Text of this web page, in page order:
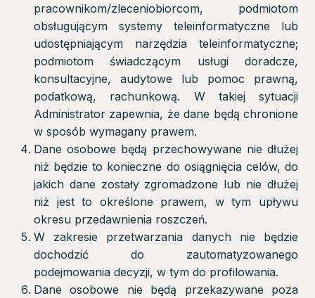
pracownikom/zleceniobiorcom, podmiotom
obsługującym systemy teleinformatyczne lub
udostępniającym narzędzia teleinformatyczne;
podmiotom świadczącym usługi doradcze,
konsultacyjne, audytowe lub pomoc prawną,
podatkową, rachunkową. W takiej sytuacji
Administrator zapewnia, że dane będą chronione
w sposób wymagany prawem.
Dane osobowe będą przechowywane nie dłużej
niż będzie to konieczne do osiągnięcia celów, do
jakich dane zostały zgromadzone lub nie dłużej
niż jest to określone prawem, w tym upływu
okresu przedawnienia roszczeń.
W zakresie przetwarzania danych nie będzie
dochodzić do zautomatyzowanego
podejmowania decyzji, w tym do profilowania.
Dane osobowe nie będą przekazywane poza